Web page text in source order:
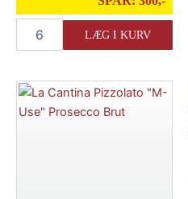
Ferrant
Brut
antal
LÆG I KURV